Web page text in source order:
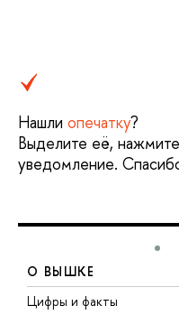
Нашли опечатку?
Выделите её,
уведомление.
О ВЫШКЕ
Цифры и факты